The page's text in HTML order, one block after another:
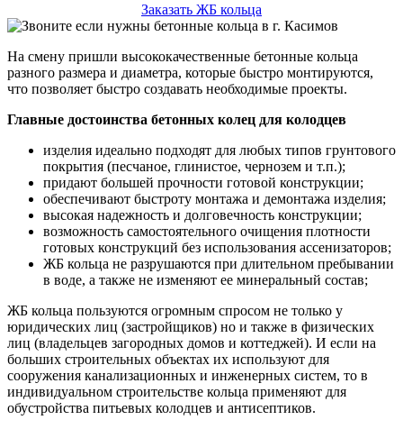
Заказать ЖБ кольца
На смену пришли высококачественные бетонные кольца
разного размера и диаметра, которые быстро монтируются,
что позволяет быстро создавать необходимые проекты.
Главные достоинства бетонных колец для колодцев
изделия идеально подходят для любых типов грунтового
покрытия (песчаное, глинистое, чернозем и т.п.);
придают большей прочности готовой конструкции;
обеспечивают быстроту монтажа и демонтажа изделия;
высокая надежность и долговечность конструкции;
возможность самостоятельного очищения плотности
готовых конструкций без использования ассенизаторов;
ЖБ кольца не разрушаются при длительном пребывании
в воде, а также не изменяют ее минеральный состав;
ЖБ кольца пользуются огромным спросом не только у
юридических лиц (застройщиков) но и также в физических
лиц (владельцев загородных домов и коттеджей). И если на
больших строительных объектах их используют для
сооружения канализационных и инженерных систем, то в
индивидуальном строительстве кольца применяют для
обустройства питьевых колодцев и антисептиков.